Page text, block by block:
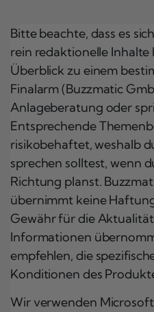
Bitte beachte, dass es
rein redaktionelle Inhalte
Überblick zu einem
Finalarm (Buzzmatic
Anlageberatung oder
Entsprechende
risikobehaftet, weshalb
sprechen solltest, wenn
Richtung planst.
übernimmt keine
Gewähr für die
Informationen
empfehlen, die
Konditionen des
Wir verwenden